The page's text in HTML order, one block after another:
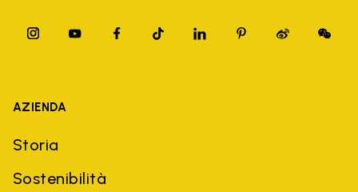
AZIENDA
Storia
Sostenibilità